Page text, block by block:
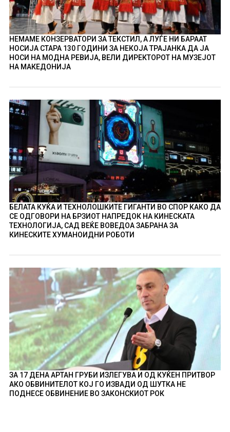
НЕМАМЕ КОНЗЕРВАТОРИ ЗА ТЕКСТИЛ, А ЛУЃЕ НИ БАРААТ
НОСИЈА СТАРА 130 ГОДИНИ ЗА НЕКОЈА ТРАЈАНКА ДА ЈА
НОСИ НА МОДНА РЕВИЈА, ВЕЛИ ДИРЕКТОРОТ НА МУЗЕЈОТ
НА МАКЕДОНИЈА
БЕЛАТА КУЌА И ТЕХНОЛОШКИТЕ ГИГАНТИ ВО СПОР КАКО ДА
СЕ ОДГОВОРИ НА БРЗИОТ НАПРЕДОК НА КИНЕСКАТА
ТЕХНОЛОГИЈА, САД ВЕЌЕ ВОВЕДОА ЗАБРАНА ЗА
КИНЕСКИТЕ ХУМАНОИДНИ РОБОТИ
ЗА 17 ДЕНА АРТАН ГРУБИ ИЗЛЕГУВА И ОД КУЌЕН ПРИТВОР
АКО ОБВИНИТЕЛОТ КОЈ ГО ИЗВАДИ ОД ШУТКА НЕ
ПОДНЕСЕ ОБВИНЕНИЕ ВО ЗАКОНСКИОТ РОК